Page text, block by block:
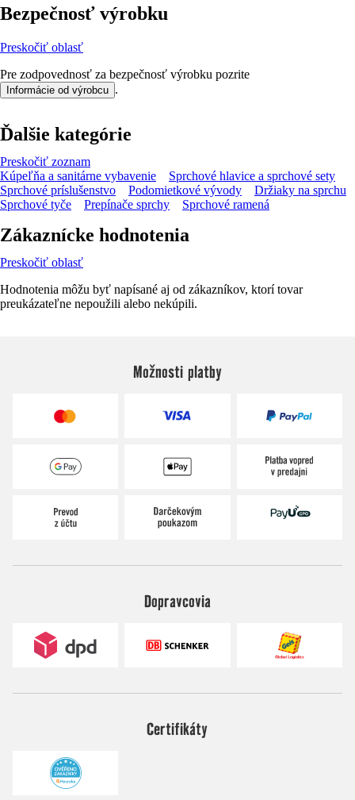
Bezpečnosť výrobku
Preskočiť oblasť
Pre zodpovednosť za bezpečnosť výrobku pozrite
Informácie od výrobcu .
Ďalšie kategórie
Preskočiť zoznam
Kúpeľňa a sanitárne vybavenie
Sprchové hlavice a sprchové sety
Sprchové príslušenstvo
Podomietkové vývody
Držiaky na sprchu
Sprchové tyče
Prepínače sprchy Sprchové ramená
Zákaznícke hodnotenia
Preskočiť oblasť
Hodnotenia môžu byť napísané aj od zákazníkov, ktorí tovar
preukázateľne nepoužili alebo nekúpili.
Možnosti platby
Dopravcovia
Certifikáty